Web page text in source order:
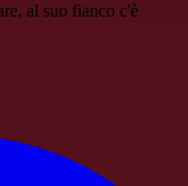
al suo fianco c'è